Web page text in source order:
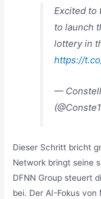
Excited to
to launch
lottery in
https://
—
Dieser Schritt bricht
Network bringt seine
DFNN Group steuert
bei. Der AI-Fokus